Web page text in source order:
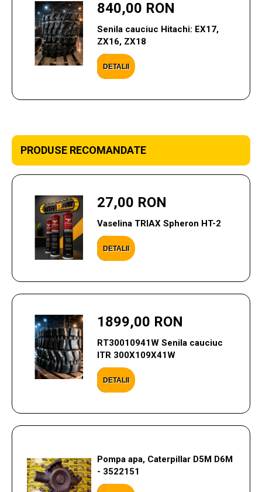
840,00 RON
Senila cauciuc Hitachi: EX17,
ZX16, ZX18
DETALII
PRODUSE RECOMANDATE
27,00 RON
Vaselina TRIAX Spheron HT-2
DETALII
1899,00 RON
RT30010941W Senila cauciuc
ITR 300X109X41W
DETALII
Pompa apa, Caterpillar D5M D6M
- 3522151